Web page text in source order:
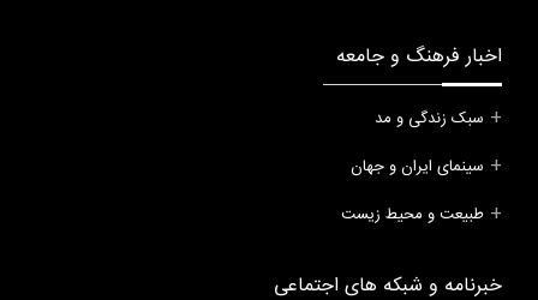
اخبار فرهنگ و جامعه
سبک زندگی و مد
سینمای ایران و جهان
طبیعت و محیط زیست
خبرنامه و شبکه های اجتماعی